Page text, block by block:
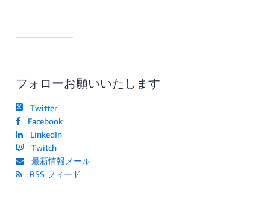
フォローお願いいたします
Twitter
Facebook
LinkedIn
Twitch
最新情報メール
RSS フィード